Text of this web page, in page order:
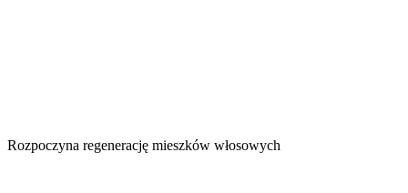
Rozpoczyna regenerację mieszków włosowych